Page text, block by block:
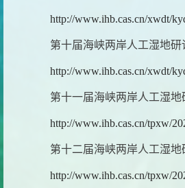
http://www.ihb.cas.cn/xwdt/
第十届海峡两岸人工湿地
http://www.ihb.cas.cn/xwdt/
第十一届海峡两岸人工湿
http://www.ihb.cas.cn/tpxw/
第十二届海峡两岸人工湿
http://www.ihb.cas.cn/tpxw/